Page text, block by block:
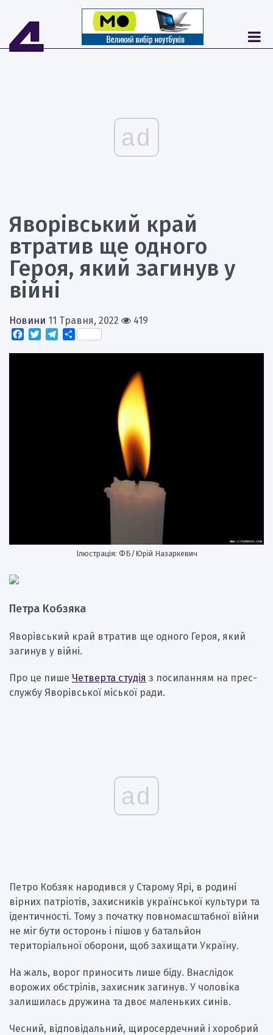
ad
Яворівський край
втратив ще одного
Героя, який загинув у
війні
Новини 11 Травня, 2022
419
Facebook
TwitterTelegram
Поділитися
Ілюстрація: ФБ/Юрій Назаркевич
Петра Кобзяка
Яворівський край втратив ще одного Героя, який
загинув у війні.
Про це пише Четверта студія з посиланням на прес-
службу Яворівської міської ради.
ad
Петро Кобзяк народився у Старому Ярі, в родині
вірних патріотів, захисників української культури та
ідентичності. Тому з початку повномасштабної війни
не міг бути осторонь і пішов у батальйон
територіальної оборони, щоб захищати Україну.
На жаль, ворог приносить лише біду. Внаслідок
ворожих обстрілів, захисник загинув. У чоловіка
залишилась дружина та двоє маленьких синів.
Чесний, відповідальний, щиросердечний і хоробрий